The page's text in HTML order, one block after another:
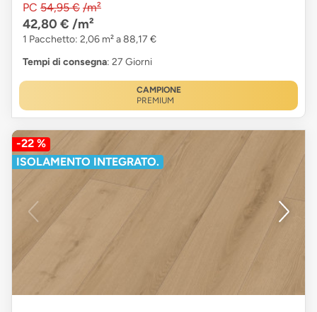
PC 54,95 € /m²
42,80 € /m²
1 Pacchetto: 2,06 m² a 88,17 €
Tempi di consegna: 27 Giorni
CAMPIONE
PREMIUM
-22 %
ISOLAMENTO INTEGRATO.